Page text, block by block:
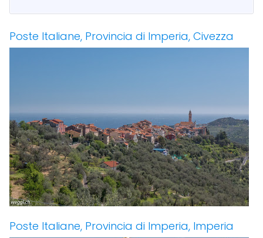
Poste Italiane, Provincia di Imperia, Civezza
Poste Italiane, Provincia di Imperia, Imperia